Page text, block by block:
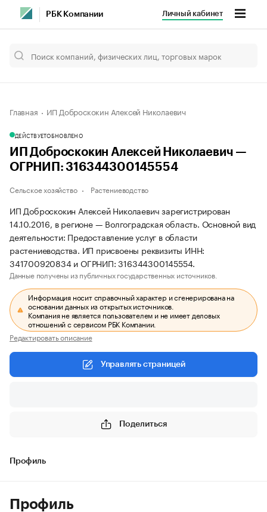
РБК Компании Личный кабинет
Главная ИП Доброскокин Алексей Николаевич
ДЕЙСТВУЕТОБНОВЛЕНО
ИП Доброскокин Алексей Николаевич —
ОГРНИП: 316344300145554
Сельское хозяйство Растениеводство
ИП Доброскокин Алексей Николаевич зарегистрирован
14.10.2016, в регионе — Волгоградская область. Основной вид
деятельности: Предоставление услуг в области
растениеводства. ИП присвоены реквизиты ИНН:
341700920834 и ОГРНИП: 316344300145554.
Данные получены из публичных государственных источников.
Информация носит справочный характер и сгенерирована на
основании данных из открытых источников.
Компания не является пользователем и не имеет деловых
отношений с сервисом РБК Компании.
Редактировать описание
Управлять страницей
Поделиться
Профиль
Профиль